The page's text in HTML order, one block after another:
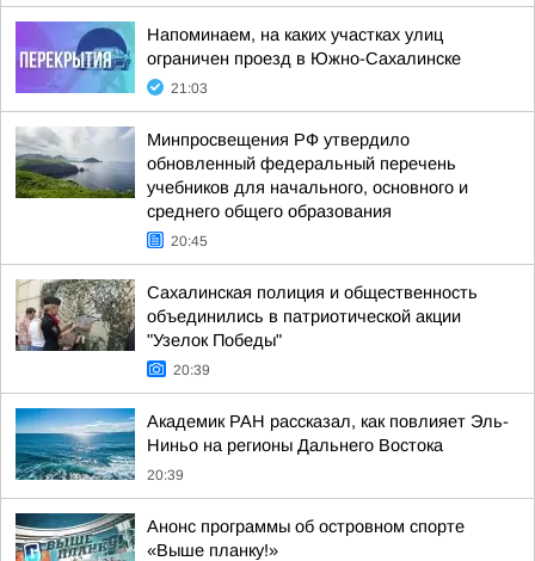
Напоминаем, на каких участках улиц
ограничен проезд в Южно-Сахалинске
21:03
Минпросвещения РФ утвердило
обновленный федеральный перечень
учебников для начального, основного и
среднего общего образования
20:45
Сахалинская полиция и общественность
объединились в патриотической акции
"Узелок Победы"
20:39
Академик РАН рассказал, как повлияет Эль-
Ниньо на регионы Дальнего Востока
20:39
Анонс программы об островном спорте
«Выше планку!»